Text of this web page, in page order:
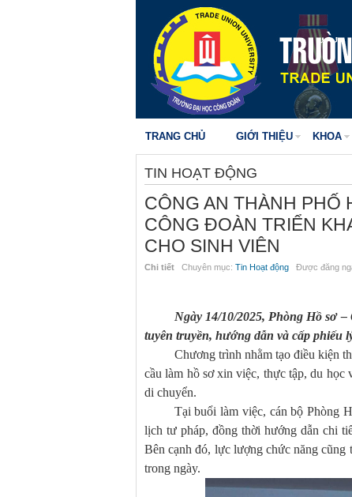
TRANG CHỦ GIỚI THIỆU KHOA
TIN HOẠT ĐỘNG
CÔNG AN THÀNH
CÔNG ĐOÀN TRIỂN
CHO SINH VIÊN
Chi tiết Chuyên mục: Tin Hoạt động Được đăng
Ngày 14/10/2025, Phòng Hồ sơ
tuyên truyền, hướng dẫn và cấp phiếu
Chương trình nhằm tạo điều kiện
cầu làm hồ sơ xin việc, thực tập, du học
di chuyển.
Tại buổi làm việc, cán bộ Phòng
lịch tư pháp, đồng thời hướng dẫn chi
Bên cạnh đó, lực lượng chức năng
trong ngày.